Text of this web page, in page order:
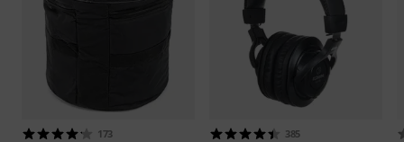
173 385